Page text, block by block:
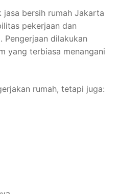
jasa bersih rumah Jakarta
pekerjaan dan
Pengerjaan dilakukan
yang terbiasa menangani
rumah, tetapi juga: